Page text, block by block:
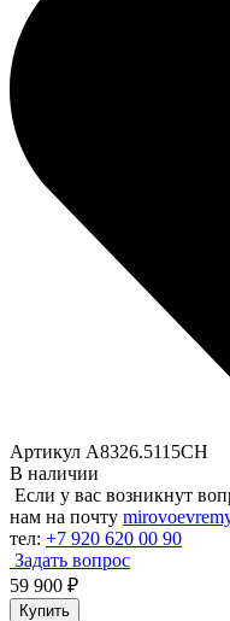
Артикул A8326.5115CH
В наличии
Если у вас возникнут
нам на почту
тел: +7 920 620 00 90
Задать вопрос
59 900 ₽
Купить